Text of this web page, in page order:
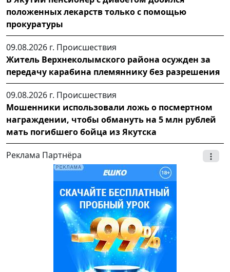
положенных лекарств только с помощью
прокуратуры
09.08.2026 г. Происшествия
Житель Верхнеколымского района осужден за
передачу карабина племяннику без разрешения
09.08.2026 г. Происшествия
Мошенники использовали ложь о посмертном
награждении, чтобы обмануть на 5 млн рублей
мать погибшего бойца из Якутска
Реклама Партнёра